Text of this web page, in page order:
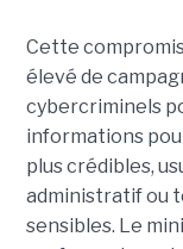
Cette
élevé de
cybercriminels
informations
plus crédibles,
administratif ou
sensibles. Le